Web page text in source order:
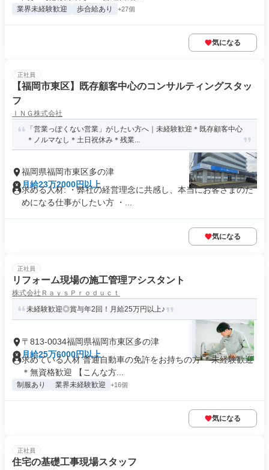
業界未経験歓迎 歩合給あり +27個
気になる
正社員
【福岡市東区】既存顧客中心のコンサルティングスタッ
フ
ＩＮＧ株式会社
「営業っぽくない営業」がしたい方へ｜未経験歓迎＊既存顧客中心
＊ノルマなし＊土日祝休み＊残業...
福岡県福岡市東区多の津
月給23万2000円以上
求める人材: ・弊社の経営理念に共感し、本当にお客さまのた
めになる仕事がしたい方 ・...
気になる
正社員
リフォーム現場の施工管理アシスタント
株式会社ＲａｙｓＰｒｏｄｕｃｔ
未経験歓迎◎賞与年2回！月給25万円以上♪
〒813-0034福岡県福岡市東区多の津
月給25万6000円以上
求めている人材 普通自動車の免許をお持ちの方 ＊未経験歓迎
＊無資格歓迎 【こんな方...
制服あり 業界未経験歓迎 +16個
気になる
正社員
住宅の基礎工事現場スタッフ